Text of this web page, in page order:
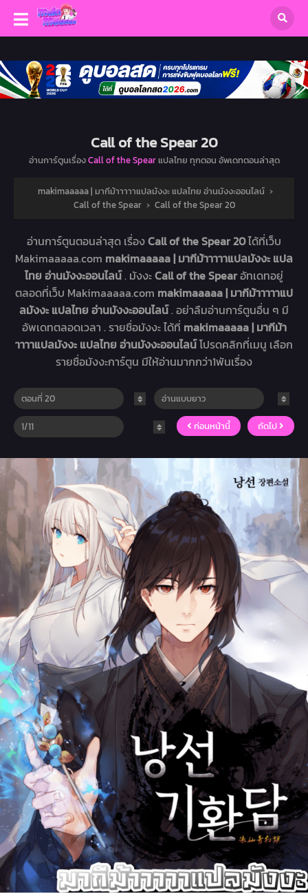
Call of the Spear 20
อ่านการ์ตูนเรื่องCall of the Spearแปลไทย ทุกตอน อัพเดทตอนล่าสุด
makimaaaaa | มากีม้าาาาาแปลมังงะ แปลไทย อ่านมังงะออนไลน์ ›
Call of the Spear › Call of the Spear 20
อ่านการ์ตูนตอนล่าสุด เรื่องCall of the Spear 20ได้ที่เว็บ
Makimaaaaa.com makimaaaaa | มากีม้าาาาาแปลมังงะ แปล
ไทย อ่านมังงะออนไลน์. มังงะCall of the Spearอัทเดทอยู่
ตลอดที่เว็บ Makimaaaaa.com makimaaaaa | มากีม้าาาาาแป
ลมังงะ แปลไทย อ่านมังงะออนไลน์. อย่าลืมอ่านการ์ตูนอื่น ๆ มี
อัพเดทตลอดเวลา . รายชื่อมังงะ ได้ที่ makimaaaaa | มากีม้า
าาาาแปลมังงะ แปลไทย อ่านมังงะออนไลน์โปรดคลิกที่เมนู เลือก
รายชื่อมังงะการ์ตูน มีให้อ่านมากกว่า1พันเรื่อง
ก่อนหน้านี้ ถัดไป